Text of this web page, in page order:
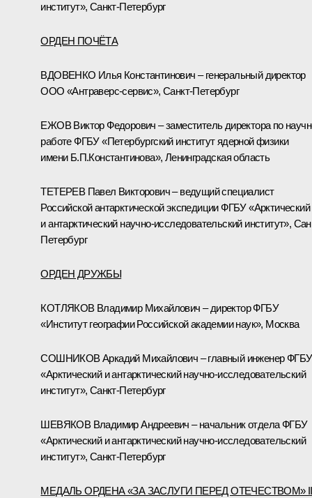
институт», Санкт-Петербург
ОРДЕН ПОЧЁТА
ВДОВЕНКО Илья Константинович – генеральный директор
ООО «Антраверс-сервис», Санкт-Петербург
ЕЖОВ Виктор Федорович – заместитель директора по
работе ФГБУ «Петербургский институт ядерной физики
имени Б.П.Константинова», Ленинградская область
ТЕТЕРЕВ Павел Викторович – ведущий специалист
Российской антарктической экспедиции ФГБУ «Арктический
и антарктический научно-исследовательский институт»,
Петербург
ОРДЕН ДРУЖБЫ
КОТЛЯКОВ Владимир Михайлович – директор ФГБУ
«Институт географии Российской академии наук», Москва
СОШНИКОВ Аркадий Михайлович – главный инженер ФГБУ
«Арктический и антарктический научно-исследовательский
институт», Санкт-Петербург
ШЕВЯКОВ Владимир Андреевич – начальник отдела ФГБУ
«Арктический и антарктический научно-исследовательский
институт», Санкт-Петербург
МЕДАЛЬ ОРДЕНА «ЗА ЗАСЛУГИ ПЕРЕД ОТЕЧЕСТВОМ» II